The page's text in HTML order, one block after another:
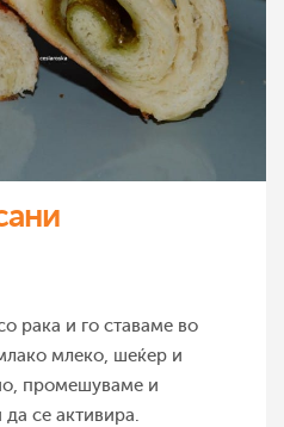
рака и го ставаме во
млеко, шеќер и
промешуваме и
се активира.